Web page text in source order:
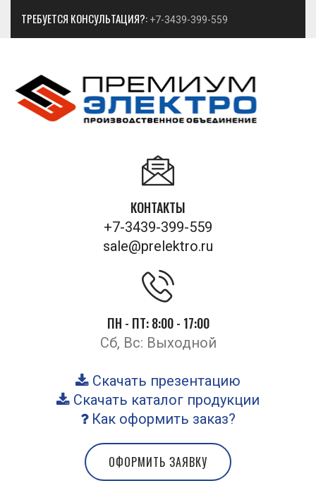
ТРЕБУЕТСЯ КОНСУЛЬТАЦИЯ?: +7-3439-399-559
КОНТАКТЫ
+7-3439-399-559
sale@prelektro.ru
ПН - ПТ: 8:00 - 17:00
Сб, Вс: Выходной
Скачать презентацию
Скачать каталог продукции
Как оформить заказ?
ОФОРМИТЬ ЗАЯВКУ